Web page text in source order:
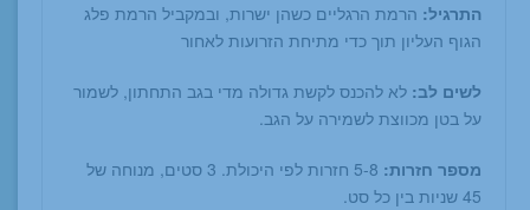
התרגיל: הרמת הרגליים כשהן ישרות, ובמקביל הרמת פלג
הגוף העליון תוך כדי מתיחת הזרועות לאחור
לשים לב: לא להכנס לקשת גדולה מדי בגב התחתון, לשמור
על בטן מכווצת לשמירה על הגב.
מספר חזרות:
5-8 חזרות לפי היכולת. 3 סטים, מנוחה של
45 שניות בין כל סט.